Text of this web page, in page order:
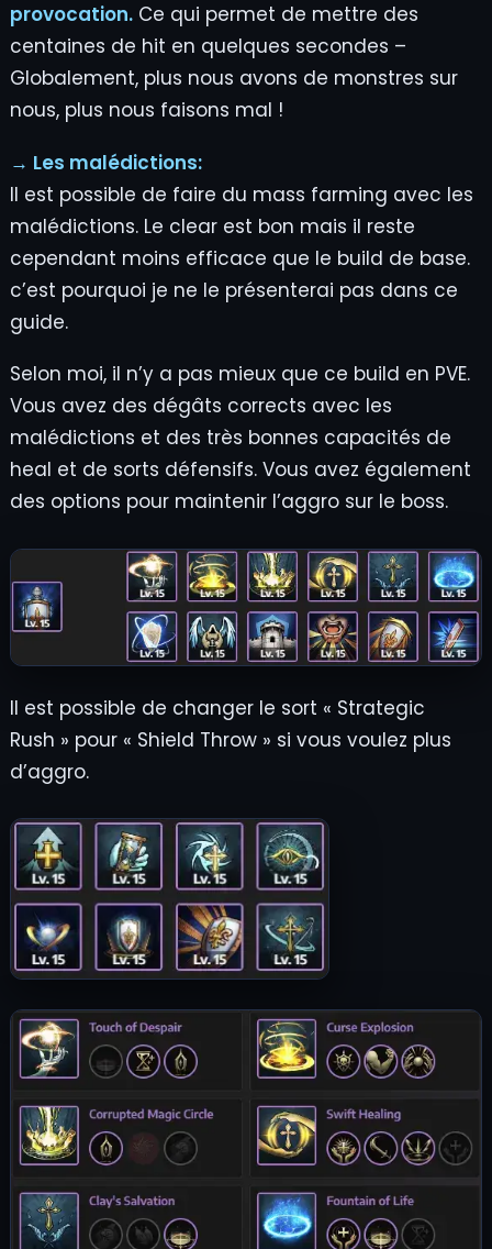
provocation.Ce qui permet de mettre des
centaines de hit en quelques secondes –
Globalement, plus nous avons de monstres sur
nous, plus nous faisons mal !
→ Les malédictions:
Il est possible de faire du mass farming avec les
malédictions. Le clear est bon mais il reste
cependant moins efficace que le build de base.
c’est pourquoi je ne le présenterai pas dans ce
guide.
Selon moi, il n’y a pas mieux que ce build en PVE.
Vous avez des dégâts corrects avec les
malédictions et des très bonnes capacités de
heal et de sorts défensifs. Vous avez également
des options pour maintenir l’aggro sur le boss.
Il est possible de changer le sort « Strategic
Rush » pour « Shield Throw » si vous voulez plus
d’aggro.